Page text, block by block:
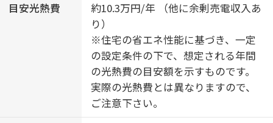
目安光熱費
約10.3万円/年 （他に余剰売電収入あ
り）
※住宅の省エネ性能に基づき、一定
の設定条件の下で、想定される年間
の光熱費の目安額を示すものです。
実際の光熱費とは異なりますので、
ご注意下さい。